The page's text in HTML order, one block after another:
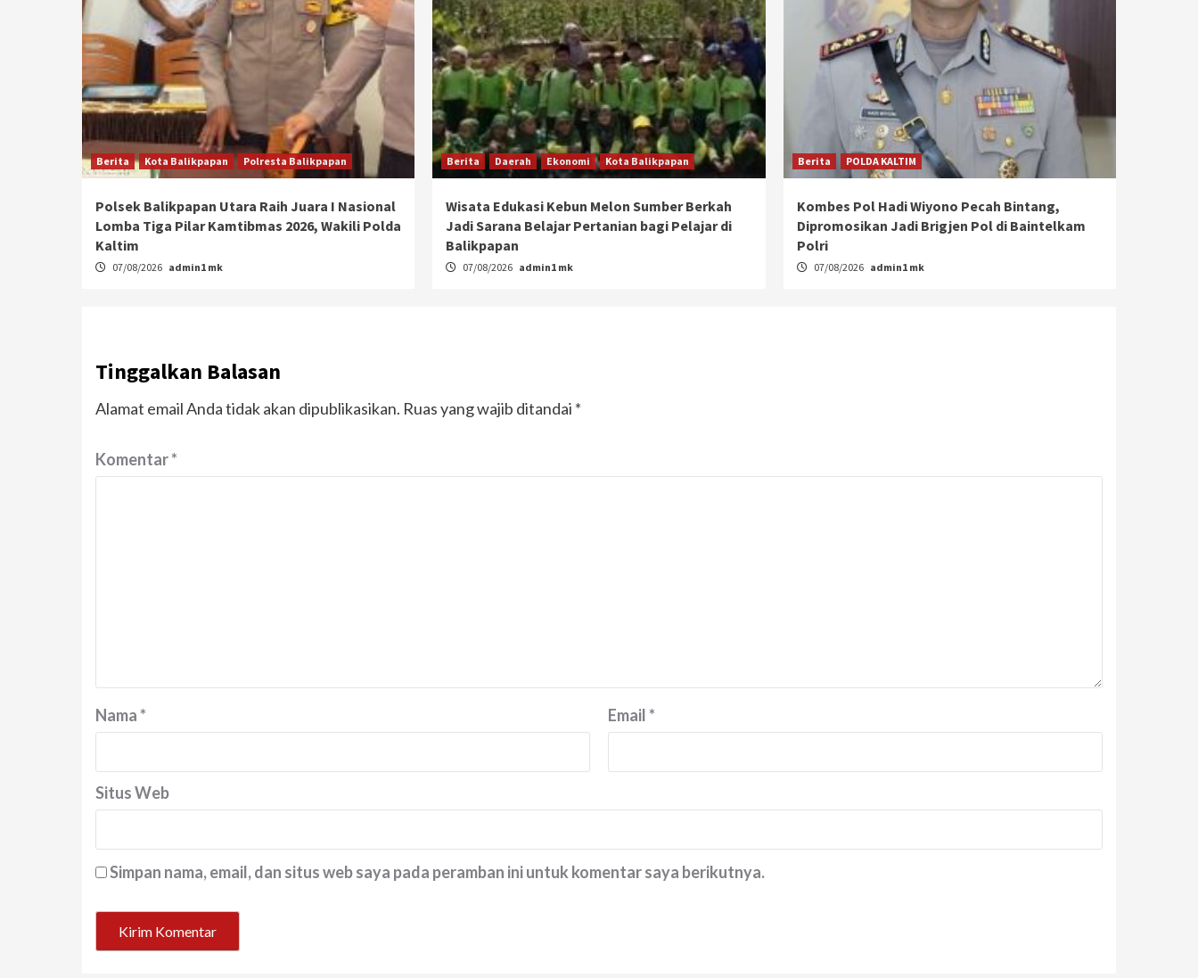
Berita Kota Balikpapan Polresta Balikpapan
Polsek Balikpapan Utara Raih Juara I Nasional
Lomba Tiga Pilar Kamtibmas 2026, Wakili Polda
Kaltim
07/08/2026 admin1 mk
Berita Daerah Ekonomi Kota Balikpapan
Wisata Edukasi Kebun Melon Sumber Berkah
Jadi Sarana Belajar Pertanian bagi Pelajar di
Balikpapan
07/08/2026 admin1 mk
Berita POLDA KALTIM
Kombes Pol Hadi Wiyono Pecah Bintang,
Dipromosikan Jadi Brigjen Pol di Baintelkam
Polri
07/08/2026 admin1 mk
Tinggalkan Balasan
Alamat email Anda tidak akan dipublikasikan. Ruas yang wajib ditandai *
Komentar*
Nama* Email*
Situs Web
Simpan nama, email, dan situs web saya pada peramban ini untuk komentar saya berikutnya.